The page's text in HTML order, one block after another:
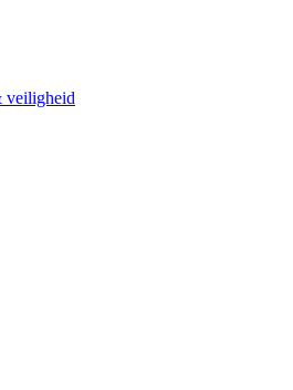
veiligheid